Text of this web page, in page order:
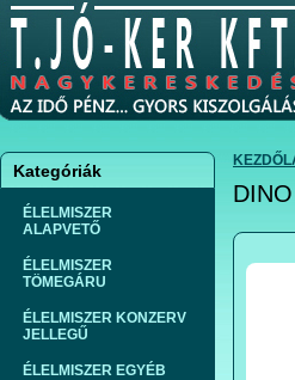
Kategóriák
ÉLELMISZER
ALAPVETŐ
ÉLELMISZER
TÖMEGÁRU
ÉLELMISZER KONZERV
JELLEGŰ
ÉLELMISZER EGYÉB